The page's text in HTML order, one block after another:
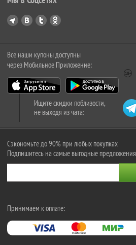
Все наши купоны доступны
через Мобильное Приложение:
Ищите скидки поблизости,
не выходя из чата:
Сэкономьте до 90% при любых покупках
Подпишитесь на самые выгодные предложения
Принимаем к оплате: